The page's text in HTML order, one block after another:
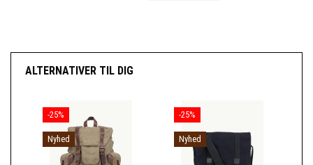
ALTERNATIVER TIL DIG
-25%
Nyhed
-25%
Nyhed